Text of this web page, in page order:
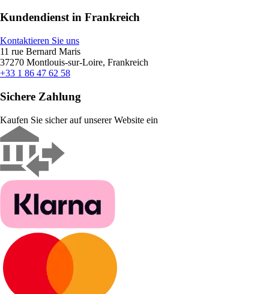
Kundendienst in Frankreich
Kontaktieren Sie uns
11 rue Bernard Maris
37270 Montlouis-sur-Loire, Frankreich
+33 1 86 47 62 58
Sichere Zahlung
Kaufen Sie sicher auf unserer Website ein